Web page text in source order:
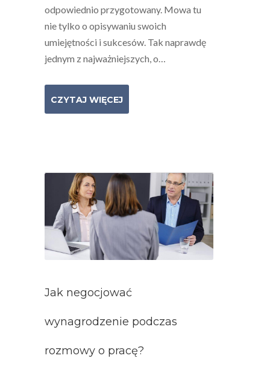
odpowiednio przygotowany. Mowa tu
nie tylko o opisywaniu swoich
umiejętności i sukcesów. Tak naprawdę
jednym z najważniejszych, o…
CZYTAJ WIĘCEJ
Jak negocjować
wynagrodzenie podczas
rozmowy o pracę?